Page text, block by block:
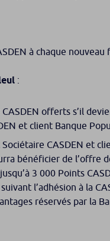
à chaque nouveau
:
offerts s’il
et client Banque
CASDEN et
bénéficier de l’offre
3 000 Points
l’adhésion à la
réservés par la